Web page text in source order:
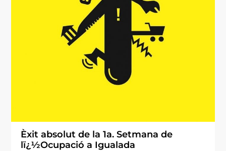
Èxit absolut de la 1a. Setmana de
lï¿½Ocupació a Igualada